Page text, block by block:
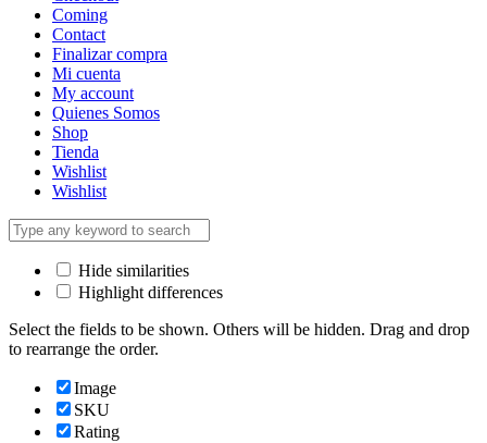
Coming
Contact
Finalizar compra
Mi cuenta
My account
Quienes Somos
Shop
Tienda
Wishlist
Wishlist
Hide similarities
Highlight differences
Select the fields to be shown. Others will be hidden. Drag and drop
to rearrange the order.
Image
SKU
Rating